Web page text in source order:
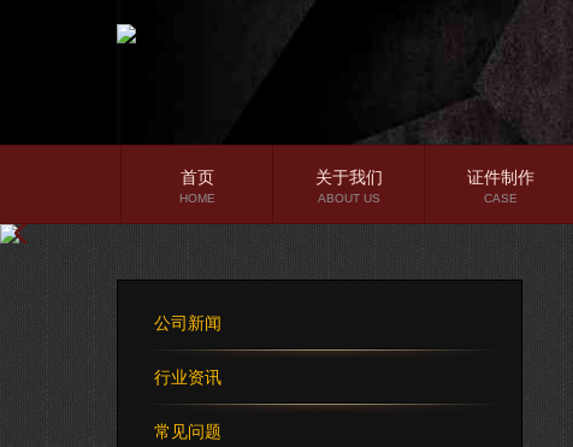
首页
HOME
关于我们
ABOUT US
证件制作
CASE
公司新闻
行业资讯
常见问题